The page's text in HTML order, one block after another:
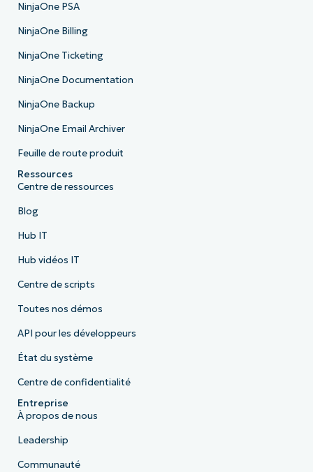
NinjaOne PSA
NinjaOne Billing
NinjaOne Ticketing
NinjaOne Documentation
NinjaOne Backup
NinjaOne Email Archiver
Feuille de route produit
Ressources
Centre de ressources
Blog
Hub IT
Hub vidéos IT
Centre de scripts
Toutes nos démos
API pour les développeurs
État du système
Centre de confidentialité
Entreprise
À propos de nous
Leadership
Communauté